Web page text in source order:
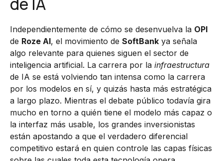
Independientemente de cómo se desenvuelva la OPI
de Roze AI, el movimiento de SoftBank ya señala
algo relevante para quienes siguen el sector de
inteligencia artificial. La carrera por la infraestructura
de IA se está volviendo tan intensa como la carrera
por los modelos en sí, y quizás hasta más estratégica
a largo plazo. Mientras el debate público todavía gira
mucho en torno a quién tiene el modelo más capaz o
la interfaz más usable, los grandes inversionistas
están apostando a que el verdadero diferencial
competitivo estará en quien controle las capas físicas